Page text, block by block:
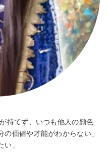
が持てず、いつも他人の顔色
価値や才能がわからない」
い」